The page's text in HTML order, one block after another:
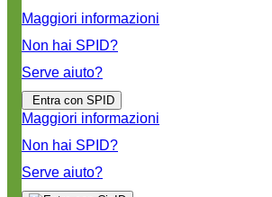
Maggiori informazioni
Non hai SPID?
Serve aiuto?
Entra con SPID
Maggiori informazioni
Non hai SPID?
Serve aiuto?